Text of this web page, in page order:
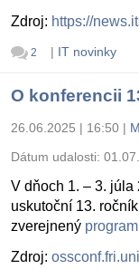
Zdroj: https://
2 | IT novinky
O konferencii
26.06.2025 | 16:50 |
Dátum udalosti:
V dňoch 1. – 3.
uskutoční 13.
zverejnený
Zdroj: